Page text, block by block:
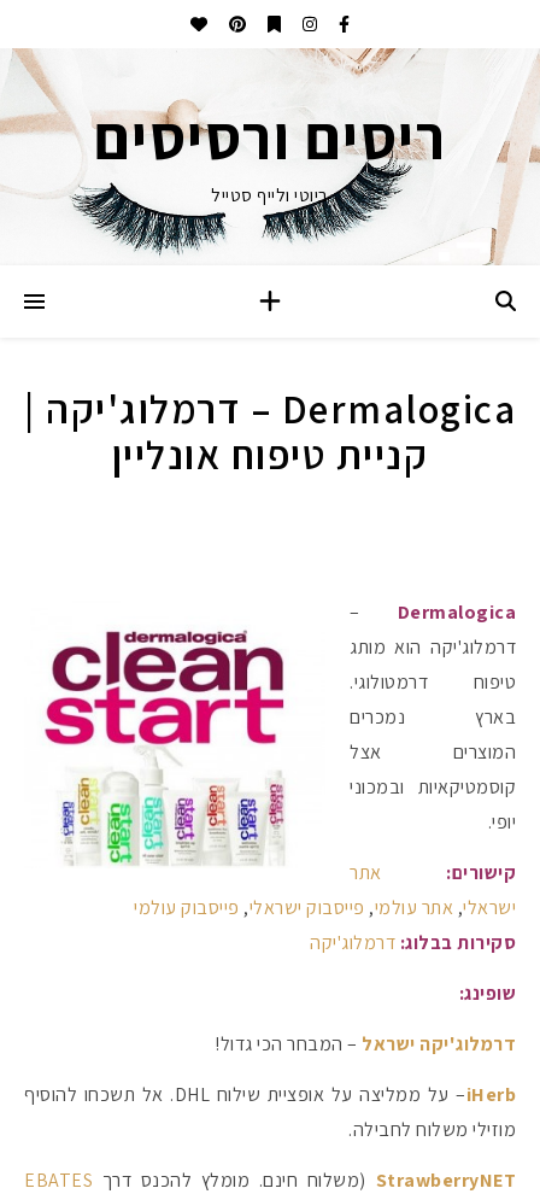
ריסים ורסיסים
ביוטי ולייף סטייל
Dermalogica – דרמלוג'יקה |
קניית טיפוח אונליין
Dermalogica
–
דרמלוג'יקה הוא מותג
טיפוח דרמטולוגי.
בארץ נמכרים
המוצרים אצל
קוסמטיקאיות ובמכוני
יופי.
קישורים:
אתר
ישראלי, אתר עולמי, פייסבוק ישראלי, פייסבוק עולמי
סקירות בבלוג: דרמלוג'יקה
שופינג:
דרמלוג'יקה ישראל – המבחר הכי גדול!
iHerb
– על ממליצה על אופציית שילוח DHL. אל תשכחו להוסיף
מוזילי משלוח לחבילה.
StrawberryNET (משלוח חינם. מומלץ להכנס דרך EBATES